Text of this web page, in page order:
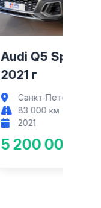
Audi Q5
2021 г
Санкт-Петербург
83 000 км
2021
5 200 000 ₽